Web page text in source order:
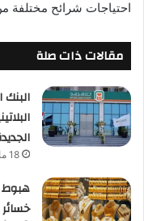
احتياجات شرائح مختلفة
مقالات ذات صلة
18 مايو، 2026
هبوط
خسائر